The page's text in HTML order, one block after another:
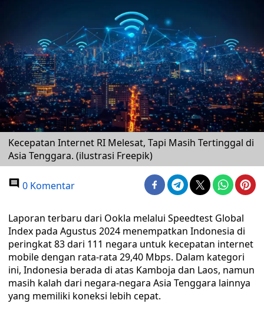
Kecepatan Internet RI Melesat, Tapi Masih Tertinggal di
Asia Tenggara. (ilustrasi Freepik)
0 Komentar
Laporan terbaru dari Ookla melalui Speedtest Global
Index pada Agustus 2024 menempatkan Indonesia di
peringkat 83 dari 111 negara untuk kecepatan internet
mobile dengan rata-rata 29,40 Mbps. Dalam kategori
ini, Indonesia berada di atas Kamboja dan Laos, namun
masih kalah dari negara-negara Asia Tenggara lainnya
yang memiliki koneksi lebih cepat.